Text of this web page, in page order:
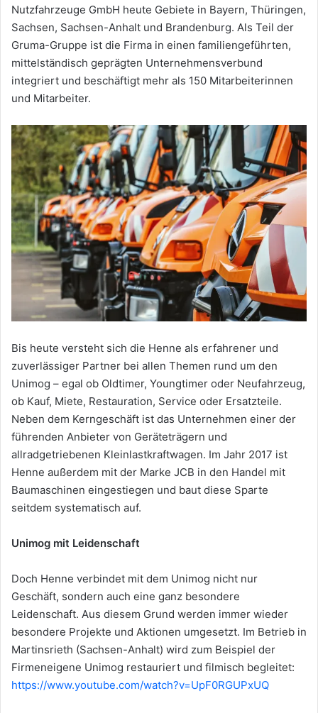
Nutzfahrzeuge GmbH heute Gebiete in Bayern, Thüringen,
Sachsen, Sachsen-Anhalt und Brandenburg. Als Teil der
Gruma-Gruppe ist die Firma in einen familiengeführten,
mittelständisch geprägten Unternehmensverbund
integriert und beschäftigt mehr als 150 Mitarbeiterinnen
und Mitarbeiter.
Bis heute versteht sich die Henne als erfahrener und
zuverlässiger Partner bei allen Themen rund um den
Unimog – egal ob Oldtimer, Youngtimer oder Neufahrzeug,
ob Kauf, Miete, Restauration, Service oder Ersatzteile.
Neben dem Kerngeschäft ist das Unternehmen einer der
führenden Anbieter von Geräteträgern und
allradgetriebenen Kleinlastkraftwagen. Im Jahr 2017 ist
Henne außerdem mit der Marke JCB in den Handel mit
Baumaschinen eingestiegen und baut diese Sparte
seitdem systematisch auf.
Unimog mit Leidenschaft
Doch Henne verbindet mit dem Unimog nicht nur
Geschäft, sondern auch eine ganz besondere
Leidenschaft. Aus diesem Grund werden immer wieder
besondere Projekte und Aktionen umgesetzt. Im Betrieb in
Martinsrieth (Sachsen-Anhalt) wird zum Beispiel der
Firmeneigene Unimog restauriert und filmisch begleitet:
https://www.youtube.com/watch?v=UpF0RGUPxUQ